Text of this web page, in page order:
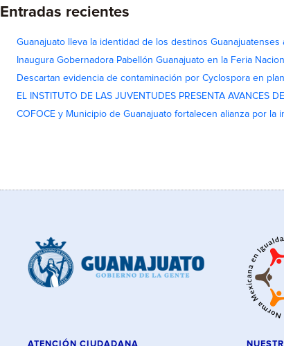
Entradas recientes
Guanajuato lleva la identidad de los destinos Guanajuatenses
Inaugura Gobernadora Pabellón Guanajuato en la Feria
Descartan evidencia de contaminación por Cyclospora en
EL INSTITUTO DE LAS JUVENTUDES PRESENTA AVANCES
COFOCE y Municipio de Guanajuato fortalecen alianza por la